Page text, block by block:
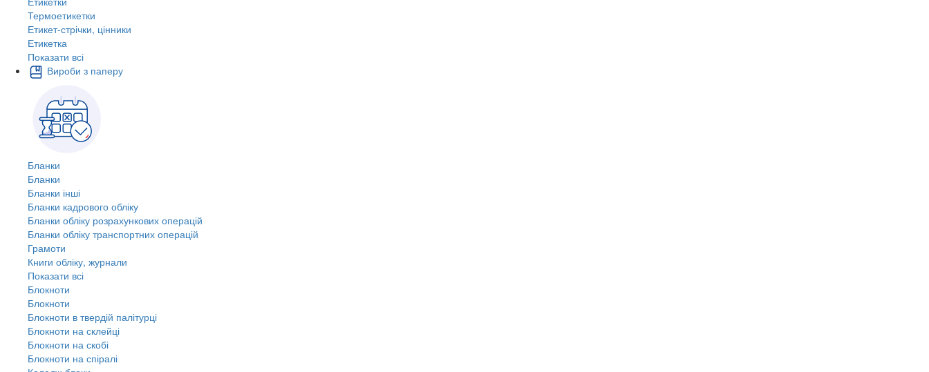
Термоетикетки
Етикет-стрічки, цінники
Етикетка
Показати всі
Вироби з паперу
Бланки
Бланки
Бланки інші
Бланки кадрового обліку
Бланки обліку розрахункових операцій
Бланки обліку транспортних операцій
Грамоти
Книги обліку, журнали
Показати всі
Блокноти
Блокноти
Блокноти в твердій палітурці
Блокноти на склейці
Блокноти на скобі
Блокноти на спіралі